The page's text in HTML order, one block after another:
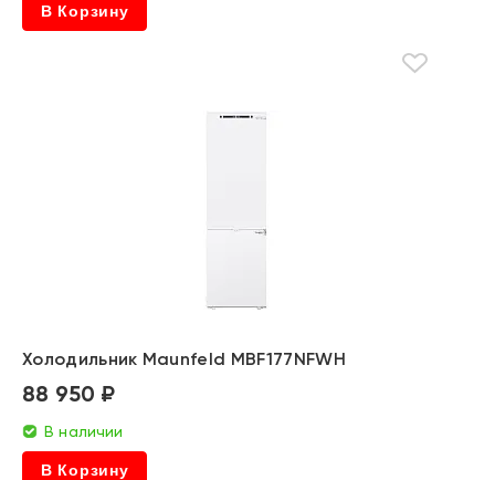
В Корзину
Холодильник Maunfeld MBF177NFWH
88 950 ₽
В наличии
В Корзину